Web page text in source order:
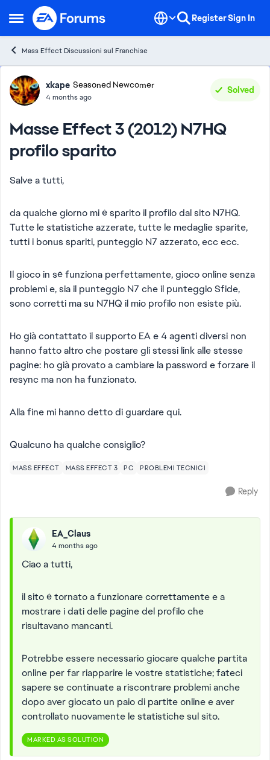
Open Side Menu
Skip to content RegisterSign In
Mass Effect Discussioni sul Franchise
Forum Discussion
xkape Seasoned Newcomer
4 months ago
Solved
Masse Effect 3 (2012) N7HQ
profilo sparito
Salve a tutti,
da qualche giorno mi è sparito il profilo dal sito N7HQ.
Tutte le statistiche azzerate, tutte le medaglie sparite,
tutti i bonus spariti, punteggio N7 azzerato, ecc ecc.
Il gioco in sè funziona perfettamente, gioco online senza
problemi e, sia il punteggio N7 che il punteggio Sfide,
sono corretti ma su N7HQ il mio profilo non esiste più.
Ho già contattato il supporto EA e 4 agenti diversi non
hanno fatto altro che postare gli stessi link alle stesse
pagine: ho già provato a cambiare la password e forzare il
resync ma non ha funzionato.
Alla fine mi hanno detto di guardare qui.
Qualcuno ha qualche consiglio?
MASS EFFECT MASS EFFECT 3 PC PROBLEMI TECNICI
Reply
EA_Claus
4 months ago
Ciao a tutti,
il sito è tornato a funzionare correttamente e a
mostrare i dati delle pagine del profilo che
risultavano mancanti.
Potrebbe essere necessario giocare qualche partita
online per far riapparire le vostre statistiche; fateci
sapere se continuate a riscontrare problemi anche
dopo aver giocato un paio di partite online e aver
controllato nuovamente le statistiche sul sito.
MARKED AS SOLUTION